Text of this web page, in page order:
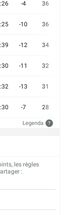
-4 36
-10 36
-12 34
-11 32
-13 31
-7 28
Legenda ?
les règles
: